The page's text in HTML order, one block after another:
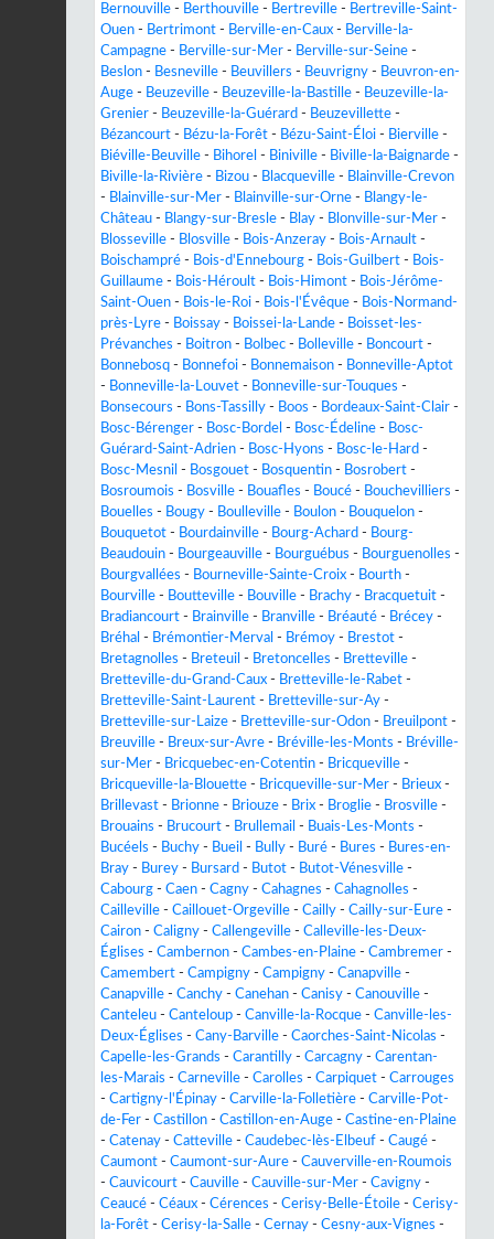
Bernouville - Berthouville - Bertreville - Bertreville-Saint-
Ouen - Bertrimont - Berville-en-Caux - Berville-la-
Campagne - Berville-sur-Mer - Berville-sur-Seine -
Beslon - Besneville - Beuvillers - Beuvrigny - Beuvron-en-
Auge - Beuzeville - Beuzeville-la-Bastille - Beuzeville-la-
Grenier - Beuzeville-la-Guérard - Beuzevillette -
Bézancourt - Bézu-la-Forêt - Bézu-Saint-Éloi - Bierville -
Biéville-Beuville - Bihorel - Biniville - Biville-la-Baignarde -
Biville-la-Rivière - Bizou - Blacqueville - Blainville-Crevon
- Blainville-sur-Mer - Blainville-sur-Orne - Blangy-le-
Château - Blangy-sur-Bresle - Blay - Blonville-sur-Mer -
Blosseville - Blosville - Bois-Anzeray - Bois-Arnault -
Boischampré - Bois-d'Ennebourg - Bois-Guilbert - Bois-
Guillaume - Bois-Héroult - Bois-Himont - Bois-Jérôme-
Saint-Ouen - Bois-le-Roi - Bois-l'Évêque - Bois-Normand-
près-Lyre - Boissay - Boissei-la-Lande - Boisset-les-
Prévanches - Boitron - Bolbec - Bolleville - Boncourt -
Bonnebosq - Bonnefoi - Bonnemaison - Bonneville-Aptot
- Bonneville-la-Louvet - Bonneville-sur-Touques -
Bonsecours - Bons-Tassilly - Boos - Bordeaux-Saint-Clair -
Bosc-Bérenger - Bosc-Bordel - Bosc-Édeline - Bosc-
Guérard-Saint-Adrien - Bosc-Hyons - Bosc-le-Hard -
Bosc-Mesnil - Bosgouet - Bosquentin - Bosrobert -
Bosroumois - Bosville - Bouafles - Boucé - Bouchevilliers -
Bouelles - Bougy - Boulleville - Boulon - Bouquelon -
Bouquetot - Bourdainville - Bourg-Achard - Bourg-
Beaudouin - Bourgeauville - Bourguébus - Bourguenolles -
Bourgvallées - Bourneville-Sainte-Croix - Bourth -
Bourville - Boutteville - Bouville - Brachy - Bracquetuit -
Bradiancourt - Brainville - Branville - Bréauté - Brécey -
Bréhal - Brémontier-Merval - Brémoy - Brestot -
Bretagnolles - Breteuil - Bretoncelles - Bretteville -
Bretteville-du-Grand-Caux - Bretteville-le-Rabet -
Bretteville-Saint-Laurent - Bretteville-sur-Ay -
Bretteville-sur-Laize - Bretteville-sur-Odon - Breuilpont -
Breuville - Breux-sur-Avre - Bréville-les-Monts - Bréville-
sur-Mer - Bricquebec-en-Cotentin - Bricqueville -
Bricqueville-la-Blouette - Bricqueville-sur-Mer - Brieux -
Brillevast - Brionne - Briouze - Brix - Broglie - Brosville -
Brouains - Brucourt - Brullemail - Buais-Les-Monts -
Bucéels - Buchy - Bueil - Bully - Buré - Bures - Bures-en-
Bray - Burey - Bursard - Butot - Butot-Vénesville -
Cabourg - Caen - Cagny - Cahagnes - Cahagnolles -
Cailleville - Caillouet-Orgeville - Cailly - Cailly-sur-Eure -
Cairon - Caligny - Callengeville - Calleville-les-Deux-
Églises - Cambernon - Cambes-en-Plaine - Cambremer -
Camembert - Campigny - Campigny - Canapville -
Canapville - Canchy - Canehan - Canisy - Canouville -
Canteleu - Canteloup - Canville-la-Rocque - Canville-les-
Deux-Églises - Cany-Barville - Caorches-Saint-Nicolas -
Capelle-les-Grands - Carantilly - Carcagny - Carentan-
les-Marais - Carneville - Carolles - Carpiquet - Carrouges
- Cartigny-l'Épinay - Carville-la-Folletière - Carville-Pot-
de-Fer - Castillon - Castillon-en-Auge - Castine-en-Plaine
- Catenay - Catteville - Caudebec-lès-Elbeuf - Caugé -
Caumont - Caumont-sur-Aure - Cauverville-en-Roumois
- Cauvicourt - Cauville - Cauville-sur-Mer - Cavigny -
Ceaucé - Céaux - Cérences - Cerisy-Belle-Étoile - Cerisy-
la-Forêt - Cerisy-la-Salle - Cernay - Cesny-aux-Vignes -